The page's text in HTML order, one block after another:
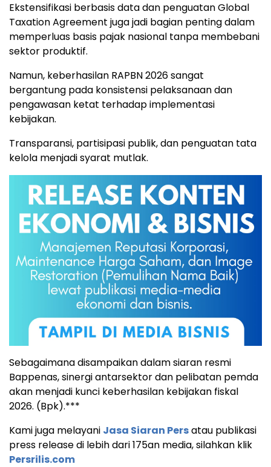
Ekstensifikasi berbasis data dan penguatan Global
Taxation Agreement juga jadi bagian penting dalam
memperluas basis pajak nasional tanpa membebani
sektor produktif.
Namun, keberhasilan RAPBN 2026 sangat
bergantung pada konsistensi pelaksanaan dan
pengawasan ketat terhadap implementasi
kebijakan.
Transparansi, partisipasi publik, dan penguatan tata
kelola menjadi syarat mutlak.
Sebagaimana disampaikan dalam siaran resmi
Bappenas, sinergi antarsektor dan pelibatan pemda
akan menjadi kunci keberhasilan kebijakan fiskal
2026. (Bpk).***
Kami juga melayani Jasa Siaran Persatau publikasi
press release di lebih dari 175an media, silahkan klik
Persrilis.com